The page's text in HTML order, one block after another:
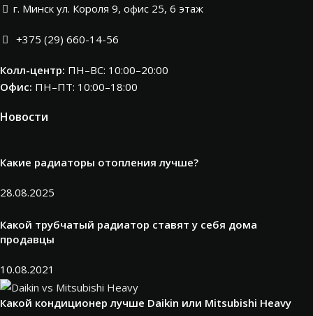
г. Минск ул. Короля 9, офис 25, 6 этаж
+375 (29) 660-14-56
Колл-центр: ПН–ВС: 10:00–20:00​
Офис: ПН–ПТ: 10:00–18:00
Новости
Какие радиаторы отопления лучше?
28.08.2025
Какой трубчатый радиатор ставят у себя дома
продавцы
10.08.2021
Какой кондиционер лучше Daikin или Mitsubishi Heavy